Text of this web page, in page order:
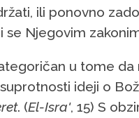
ili ponovno
Njegovim
u tome da
ideji o
. (El-Isra', 15) S